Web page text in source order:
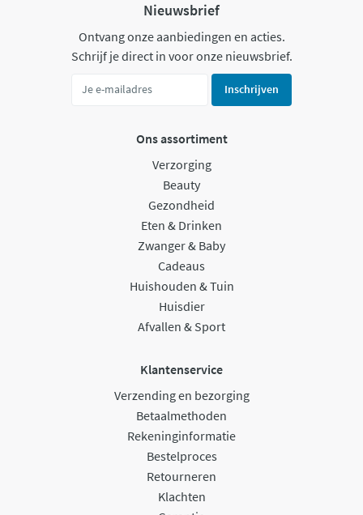
Nieuwsbrief
Ontvang onze aanbiedingen en acties.
Schrijf je direct in voor onze nieuwsbrief.
Inschrijven
Ons assortiment
Verzorging
Beauty
Gezondheid
Eten & Drinken
Zwanger & Baby
Cadeaus
Huishouden & Tuin
Huisdier
Afvallen & Sport
Klantenservice
Verzending en bezorging
Betaalmethoden
Rekeninginformatie
Bestelproces
Retourneren
Klachten